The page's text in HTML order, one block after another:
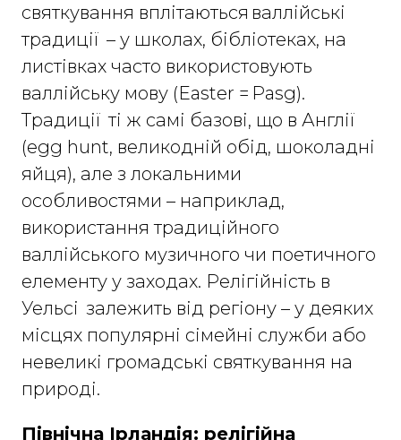
святкування вплітаються валлійські
традиції – у школах, бібліотеках, на
листівках часто використовують
валлійську мову (Easter = Pasg).
Традиції ті ж самі базові, що в Англії
(egg hunt, великодній обід, шоколадні
яйця), але з локальними
особливостями – наприклад,
використання традиційного
валлійського музичного чи поетичного
елементу у заходах. Релігійність в
Уельсі залежить від регіону – у деяких
місцях популярні сімейні служби або
невеликі громадські святкування на
природі.
Північна Ірландія: релігійна